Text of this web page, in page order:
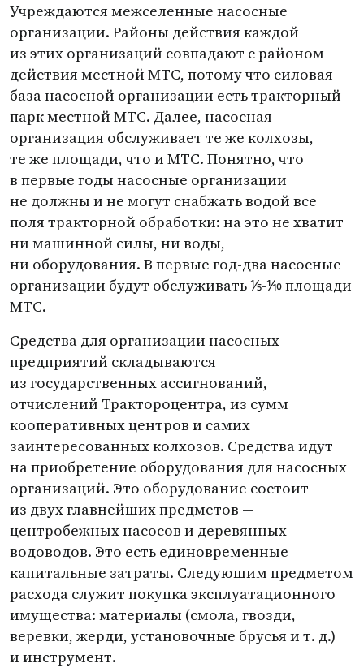
Учреждаются межселенные насосные
организации. Районы действия каждой
из этих организаций совпадают с районом
действия местной МТС, потому что силовая
база насосной организации есть тракторный
парк местной МТС. Далее, насосная
организация обслуживает те же колхозы,
те же площади, что и МТС. Понятно, что
в первые годы насосные организации
не должны и не могут снабжать водой все
поля тракторной обработки: на это не хватит
ни машинной силы, ни воды,
ни оборудования. В первые год-два насосные
организации будут обслуживать ⅕-⅒ площади
МТС.
Средства для организации насосных
предприятий складываются
из государственных ассигнований,
отчислений Трактороцентра, из сумм
кооперативных центров и самих
заинтересованных колхозов. Средства идут
на приобретение оборудования для насосных
организаций. Это оборудование состоит
из двух главнейших предметов —
центробежных насосов и деревянных
водоводов. Это есть единовременные
капитальные затраты. Следующим предметом
расхода служит покупка эксплуатационного
имущества: материалы (смола, гвозди,
веревки, жерди, установочные брусья и т. д.)
и инструмент.